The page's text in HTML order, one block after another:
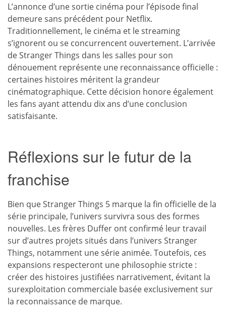
L’annonce d’une sortie cinéma pour l’épisode final
demeure sans précédent pour Netflix.
Traditionnellement, le cinéma et le streaming
s’ignorent ou se concurrencent ouvertement. L’arrivée
de Stranger Things dans les salles pour son
dénouement représente une reconnaissance officielle :
certaines histoires méritent la grandeur
cinématographique. Cette décision honore également
les fans ayant attendu dix ans d’une conclusion
satisfaisante.
Réflexions sur le futur de la
franchise
Bien que Stranger Things 5 marque la fin officielle de la
série principale, l’univers survivra sous des formes
nouvelles. Les frères Duffer ont confirmé leur travail
sur d’autres projets situés dans l’univers Stranger
Things, notamment une série animée. Toutefois, ces
expansions respecteront une philosophie stricte :
créer des histoires justifiées narrativement, évitant la
surexploitation commerciale basée exclusivement sur
la reconnaissance de marque.